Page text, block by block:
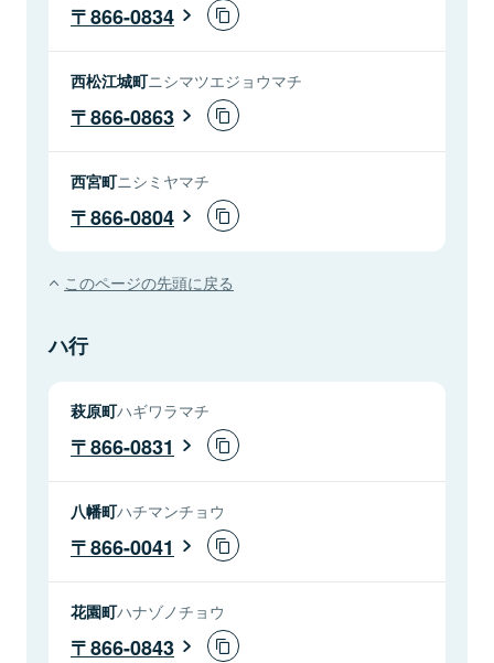
866-0834
西松江城町ニシマツエジョウマチ
866-0863
西宮町ニシミヤマチ
866-0804
このページの先頭に戻る
ハ行
萩原町ハギワラマチ
866-0831
八幡町ハチマンチョウ
866-0041
花園町ハナゾノチョウ
866-0843